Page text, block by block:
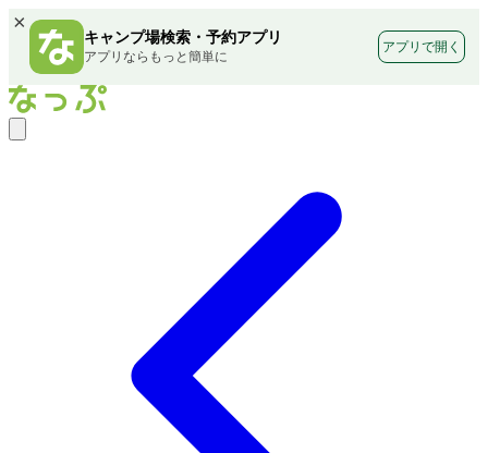
×
キャンプ場検索・予約アプリ
アプリならもっと簡単に
アプリで開く